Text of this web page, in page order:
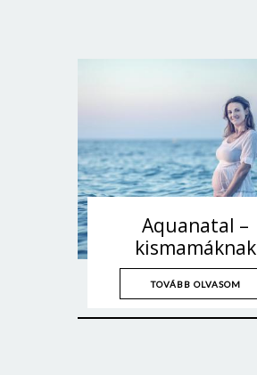
Aquanatal –
kismamáknak
TOVÁBB OLVASOM